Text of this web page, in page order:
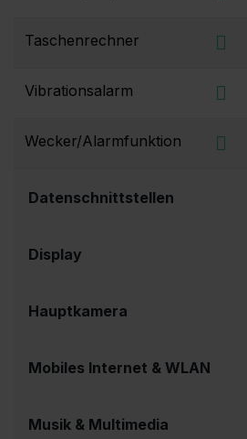
Taschenrechner
Vibrationsalarm
Wecker/Alarmfunktion
Datenschnittstellen
Display
Hauptkamera
Mobiles Internet & WLAN
Musik & Multimedia